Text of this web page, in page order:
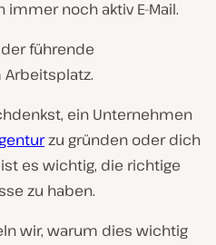
immer noch aktiv E-Mail.
der führende
ein Unternehmen
zu gründen oder dich
es wichtig, die richtige
zu haben.
wir, warum dies wichtig